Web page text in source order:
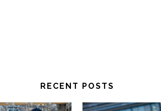
RECENT POSTS